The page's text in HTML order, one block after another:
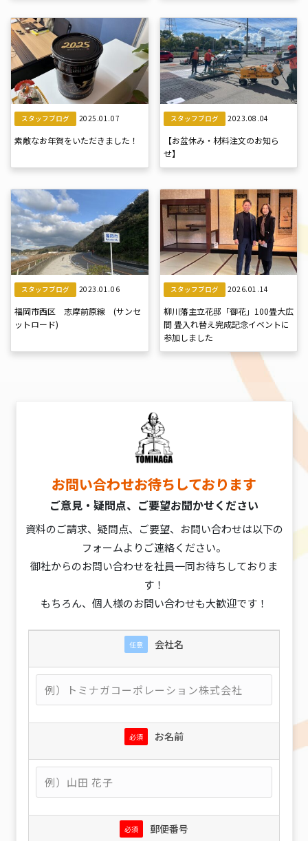
スタッフブログ 2025.01.07
素敵なお年賀をいただきました！
スタッフブログ 2023.08.04
【お盆休み・材料注文のお知ら
せ】
スタッフブログ 2023.01.06
福岡市西区 志摩前原線 (サンセ
ットロード)
スタッフブログ 2026.01.14
柳川藩主立花邸「御花」100畳大広
間 畳入れ替え完成記念イベントに
参加しました
お問い合わせお待ちしております
ご意見・疑問点、ご要望お聞かせください
資料のご請求、疑問点、ご要望、お問い合わせは以下の
フォームよりご連絡ください。
御社からのお問い合わせを社員一同お待ちしておりま
す！
もちろん、個人様のお問い合わせも大歓迎です！
任意 会社名
必須 お名前
必須 郵便番号